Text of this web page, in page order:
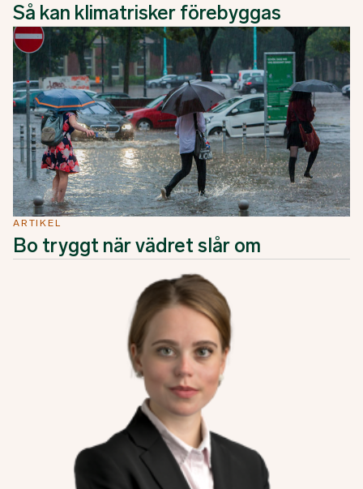
Så kan klimatrisker förebyggas
ARTIKEL
Bo tryggt när vädret slår om